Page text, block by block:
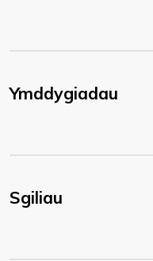
Ymddygiadau
Sgiliau